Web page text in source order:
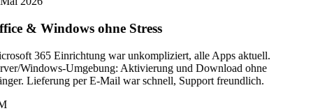
& Windows ohne Stress
365 Einrichtung war unkompliziert, alle Apps aktuell.
Windows-Umgebung: Aktivierung und Download ohne
Lieferung per E-Mail war schnell, Support freundlich.